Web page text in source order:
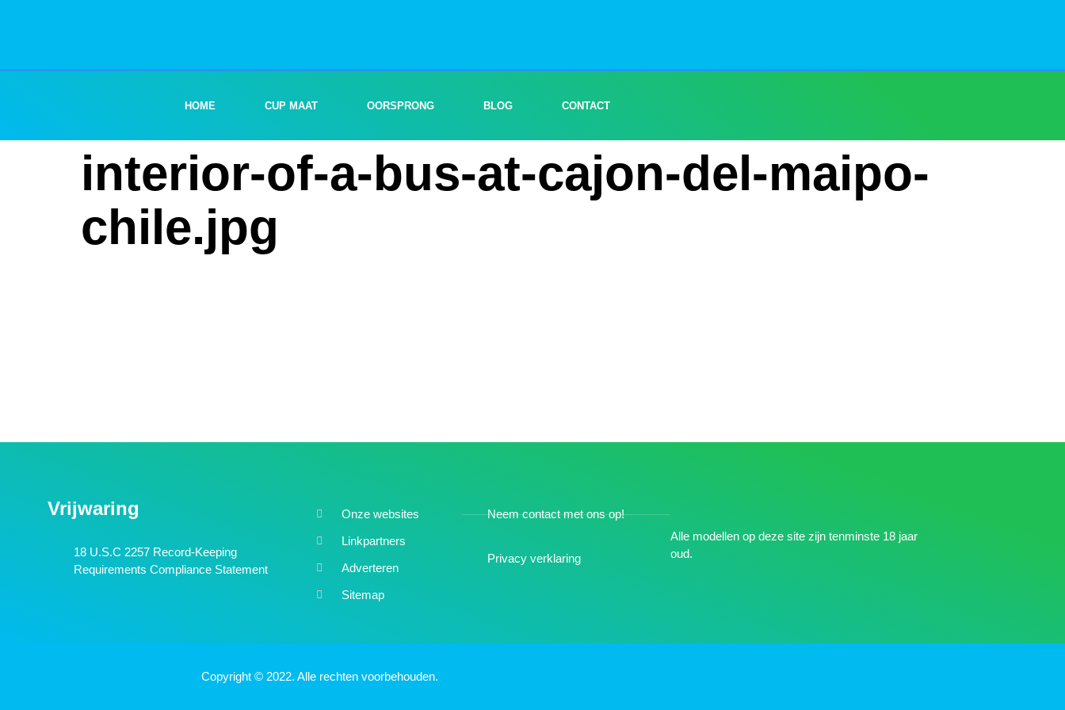
HOME CUP MAAT OORSPRONG BLOG CONTACT
interior-of-a-bus-at-cajon-del-maipo-
chile.jpg
Vrijwaring
18 U.S.C 2257 Record-Keeping
Requirements Compliance Statement
Onze websites
Linkpartners
Adverteren
Sitemap
Neem contact met ons op!
Privacy verklaring
Alle modellen op deze site zijn tenminste 18 jaar
oud.
Copyright © 2022. Alle rechten voorbehouden.